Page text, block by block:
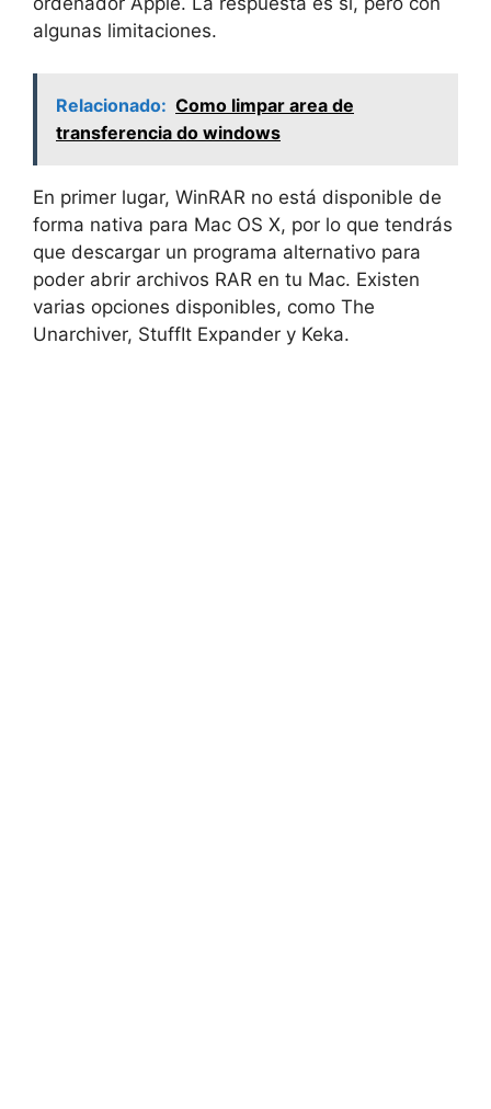
algunas limitaciones.
Relacionado: Como limpar area de
transferencia do windows
En primer lugar, WinRAR no está disponible de
forma nativa para Mac OS X, por lo que tendrás
que descargar un programa alternativo para
poder abrir archivos RAR en tu Mac. Existen
varias opciones disponibles, como The
Unarchiver, StuffIt Expander y Keka.